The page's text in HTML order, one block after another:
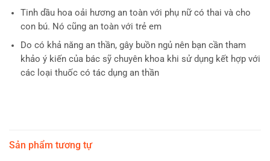
Tinh dầu hoa oải hương an toàn với phụ nữ có thai và cho
con bú. Nó cũng an toàn với trẻ em
Do có khả năng an thần, gây buồn ngủ nên bạn cần tham
khảo ý kiến của bác sỹ chuyên khoa khi sử dụng kết hợp với
các loại thuốc có tác dụng an thần
Sản phẩm tương tự